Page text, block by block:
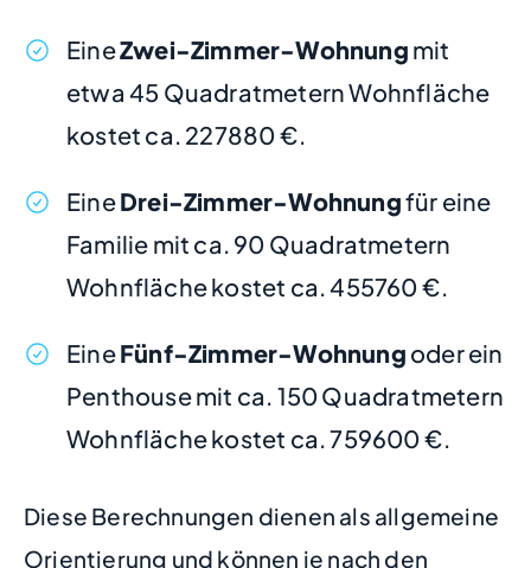
EineZwei-Zimmer-Wohnung mit
etwa 45 Quadratmetern Wohnfläche
kostet ca. 227880 €.
EineDrei-Zimmer-Wohnungfür eine
Familie mit ca. 90 Quadratmetern
Wohnfläche kostet ca. 455760 €.
EineFünf-Zimmer-Wohnung oder ein
Penthouse mit ca. 150 Quadratmetern
Wohnfläche kostet ca. 759600 €.
Diese Berechnungen dienen als allgemeine
Orientierung und können je nach den